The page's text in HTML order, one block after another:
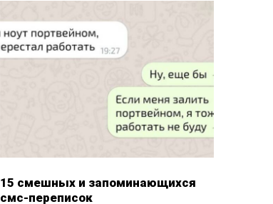
15 смешных и запоминающихся
смс-переписок